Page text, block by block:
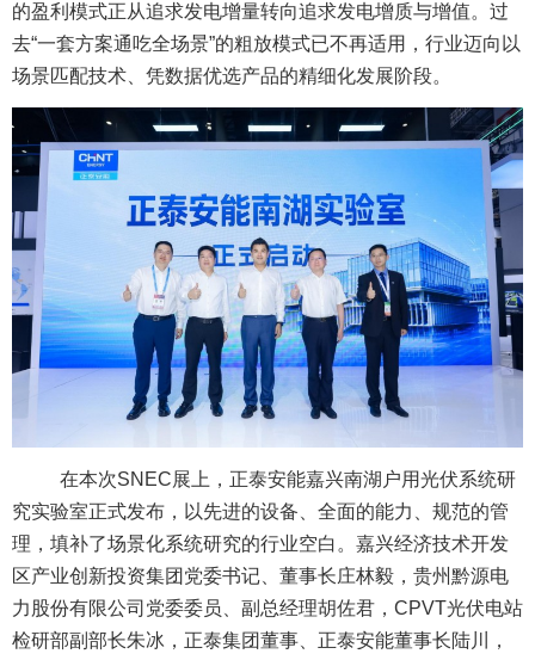
的盈利模式正从追求发电增量转向追求发电增质与增值。过
去“一套方案通吃全场景”的粗放模式已不再适用，行业迈向以
场景匹配技术、凭数据优选产品的精细化发展阶段。
在本次SNEC展上，正泰安能嘉兴南湖户用光伏系统研
究实验室正式发布，以先进的设备、全面的能力、规范的管
理，填补了场景化系统研究的行业空白。嘉兴经济技术开发
区产业创新投资集团党委书记、董事长庄林毅，贵州黔源电
力股份有限公司党委委员、副总经理胡佐君，CPVT光伏电站
检研部副部长朱冰，正泰集团董事、正泰安能董事长陆川，